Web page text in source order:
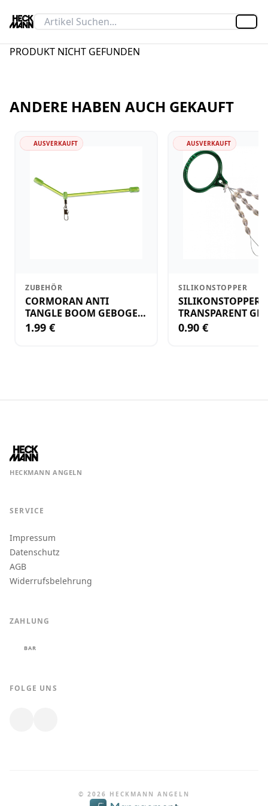
PRODUKT NICHT GEFUNDEN
ANDERE HABEN AUCH GEKAUFT
AUSVERKAUFT
ZUBEHÖR
CORMORAN ANTI
TANGLE BOOM GEBOGEN
12CM M.WIRBEL(PLASTIK)
1.99 €
AUSVERKAUFT
SILIKONSTOPPER
SILIKONSTOPPER
TRANSPARENT
KLEIN
0.90 €
HECKMANN ANGELN
SERVICE
Impressum
Datenschutz
AGB
Widerrufsbelehrung
ZAHLUNG
BAR
FOLGE UNS
© 2026 HECKMANN ANGELN